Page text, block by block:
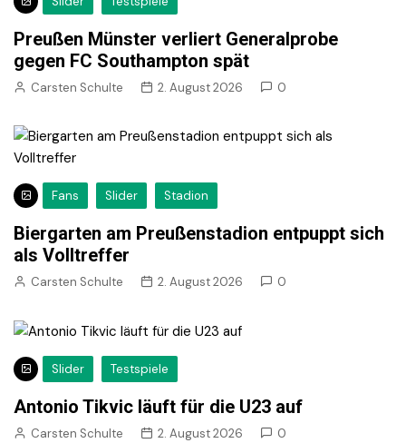
Preußen Münster verliert Generalprobe
gegen FC Southampton spät
Carsten Schulte 2. August 2026 0
Fans Slider Stadion
Biergarten am Preußenstadion entpuppt sich
als Volltreffer
Carsten Schulte 2. August 2026 0
Slider Testspiele
Antonio Tikvic läuft für die U23 auf
Carsten Schulte 2. August 2026 0